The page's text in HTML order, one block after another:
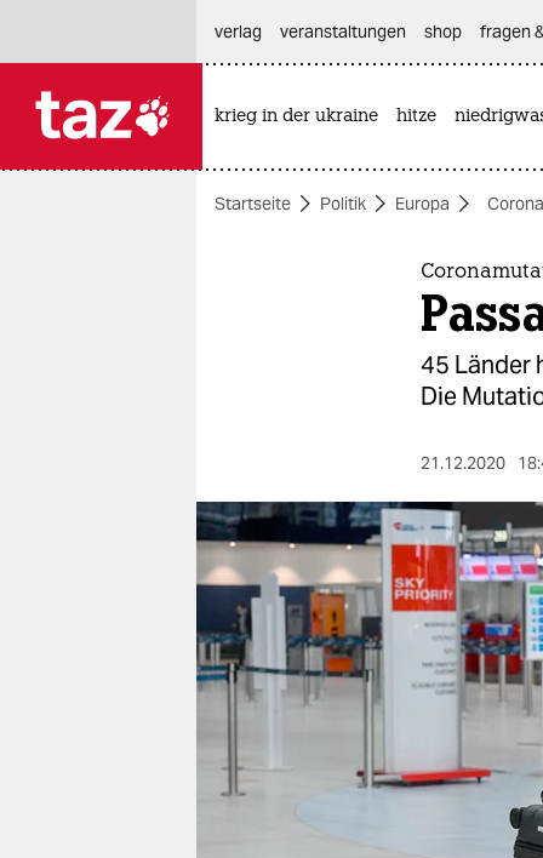
themen
berlin
nord
wahrheit
verlag
verlag
veranstaltungen
verlag
veranstaltungen shop fragen
krieg in der ukraine hitze
Startseite Politik Europa
45 Länder
Die
21.12.2020